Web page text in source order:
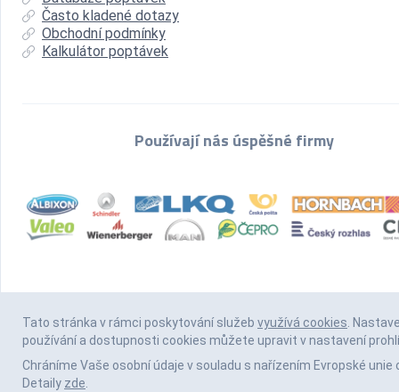
Často kladené dotazy
Obchodní podmínky
Kalkulátor poptávek
Používají nás úspěšné firmy
Tato stránka v rámci poskytování služeb využívá cookies.
používání a dostupnosti cookies můžete upravit v nastavení
Chráníme Vaše osobní údaje v souladu s nařízením Evropské unie
Detaily zde.